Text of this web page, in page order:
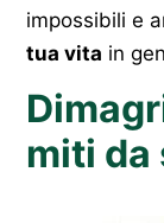
impossibili e
tua vita in
miti da